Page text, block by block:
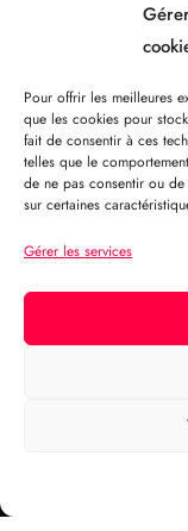
Pour offrir les meilleures
que les cookies pour
fait de consentir à ces
telles que le
de ne pas consentir ou
sur certaines
Gérer les services